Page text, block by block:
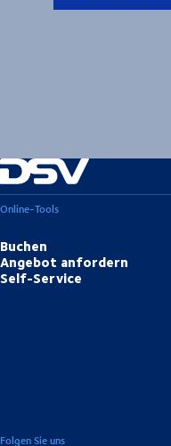
Online-Tools
Buchen
Angebot anfordern
Self-Service
Folgen Sie uns